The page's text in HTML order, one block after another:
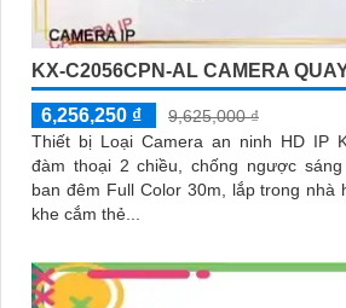
KX-C2056CPN-AL CAMERA
6,256,250 ₫
9,625,000 ₫
Thiết bị Loại Camera an ninh HD IP
đàm thoại 2 chiều, chống ngược sáng
ban đêm Full Color 30m, lắp trong nhà
khe cắm thẻ...